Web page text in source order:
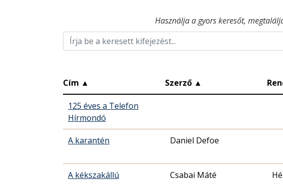
Használja a gyors keresőt,
Cím ▲ Szerző ▲
125 éves a Telefon
Hírmondó
A karantén Daniel Defoe
A kékszakállú Csabai Máté